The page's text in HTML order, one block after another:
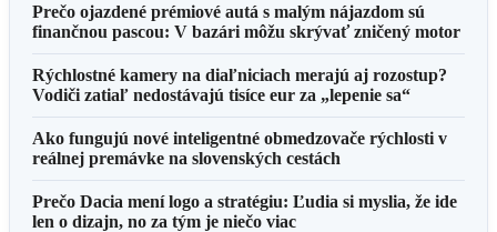
Prečo ojazdené prémiové autá s malým nájazdom sú
finančnou pascou: V bazári môžu skrývať zničený motor
Rýchlostné kamery na diaľniciach merajú aj rozostup?
Vodiči zatiaľ nedostávajú tisíce eur za „lepenie sa“
Ako fungujú nové inteligentné obmedzovače rýchlosti v
reálnej premávke na slovenských cestách
Prečo Dacia mení logo a stratégiu: Ľudia si myslia, že ide
len o dizajn, no za tým je niečo viac